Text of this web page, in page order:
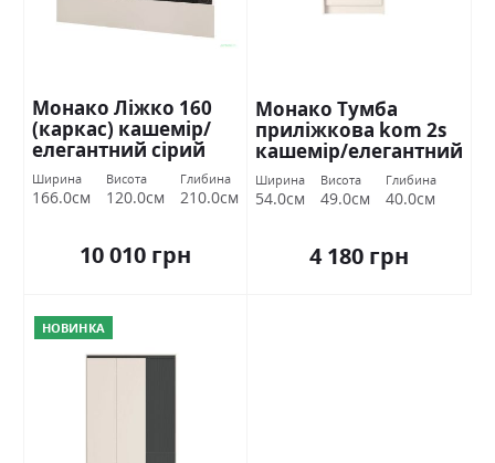
Монако Ліжко 160
(каркас) кашемір/
елегантний сірий
софттач Гербор
Ширина
166.0см
Висота
120.0см
Глибина
210.0см
10 010 грн
Монако Тумба
приліжкова kom 2s
кашемір/елегантний
сірий софттач
Гербор
Ширина
54.0см
Висота
49.0см
Глибина
40.0см
4 180 грн
НОВИНКА